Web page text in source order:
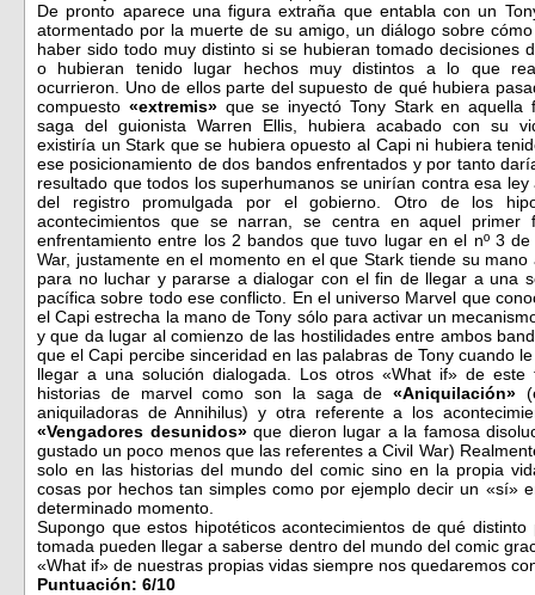
De pronto aparece una figura extraña que entabla con un
atormentado por la muerte de su amigo, un diálogo sobre
haber sido todo muy distinto si se hubieran tomado decisiones
o hubieran tenido lugar hechos muy distintos a lo que
ocurrieron. Uno de ellos parte del supuesto de qué hubiera
compuesto «extremis» que se inyectó Tony Stark en aquella
saga del guionista Warren Ellis, hubiera acabado con su
existiría un Stark que se hubiera opuesto al Capi ni hubiera
ese posicionamiento de dos bandos enfrentados y por tanto
resultado que todos los superhumanos se unirían contra esa ley
del registro promulgada por el gobierno. Otro de los
acontecimientos que se narran, se centra en aquel primer
enfrentamiento entre los 2 bandos que tuvo lugar en el nº 3 de
War, justamente en el momento en el que Stark tiende su mano
para no luchar y pararse a dialogar con el fin de llegar a una
pacífica sobre todo ese conflicto. En el universo Marvel que
el Capi estrecha la mano de Tony sólo para activar un
y que da lugar al comienzo de las hostilidades entre ambos
que el Capi percibe sinceridad en las palabras de Tony cuando
llegar a una solución dialogada. Los otros «What if» de
historias de marvel como son la saga de«Aniquilación»
aniquiladoras de Annihilus) y otra referente a los
«Vengadores desunidos»que dieron lugar a la famosa
gustado un poco menos que las referentes a Civil War)
solo en las historias del mundo del comic sino en la propia
cosas por hechos tan simples como por ejemplo decir un «sí»
determinado momento.
Supongo que estos hipotéticos acontecimientos de qué
tomada pueden llegar a saberse dentro del mundo del comic
«What if» de nuestras propias vidas siempre nos quedaremos
Puntuación: 6/10